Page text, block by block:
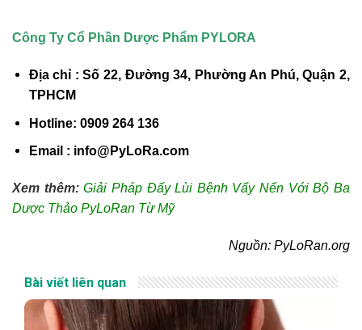
Công Ty Cổ Phần Dược Phẩm PYLORA
Địa chỉ : Số 22, Đường 34, Phường An Phú, Quận 2,
TPHCM
Hotline: 0909 264 136
Email : info@PyLoRa.com
Xem thêm: Giải Pháp Đấy Lùi Bệnh Vẩy Nến Với Bộ Ba
Dược Thảo PyLoRan Từ Mỹ
Nguồn: PyLoRan.org
Bài viết liên quan